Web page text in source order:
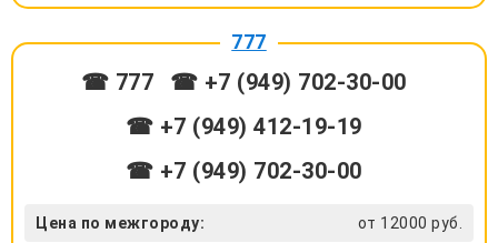
777
☎ 777
☎ +7 (949) 702-30-00
☎ +7 (949) 412-19-19
☎ +7 (949) 702-30-00
Цена по межгороду: от 12000 руб.